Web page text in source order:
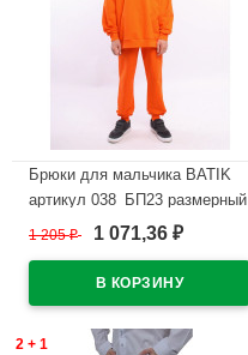
Брюки для мальчика BATIK
артикул 038_БП23 размерный
ряд 34/134-48/176 цвет
1 205₽ 1 071,36 ₽
2 + 1